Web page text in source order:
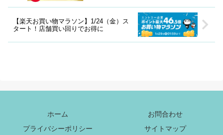
【楽天お買い物マラソン】1/24（金）ス
タート！店舗買い回りでお得に
ホーム
お問合わせ
プライバシーポリシー
サイトマップ